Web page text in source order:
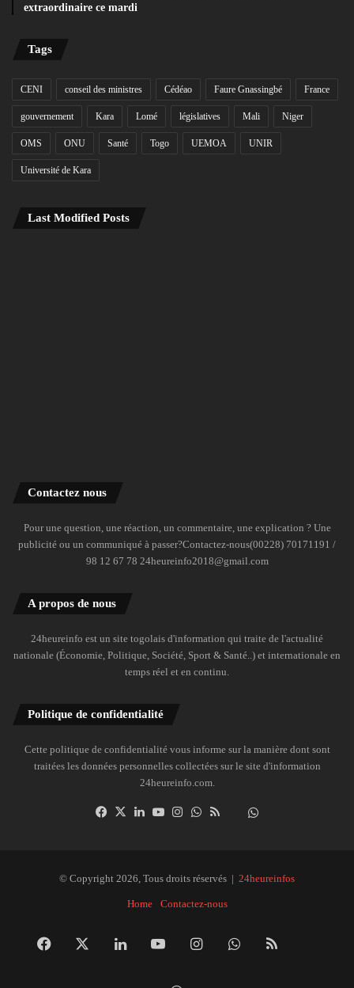
extraordinaire ce mardi
Tags
CENI conseil des ministres Cédéao Faure Gnassingbé France
gouvernement Kara Lomé législatives Mali Niger
OMS ONU Santé Togo UEMOA UNIR
Université de Kara
Last Modified Posts
Contactez nous
Pour une question, une réaction, un commentaire, une explication ? Une
publicité ou un communiqué à passer?Contactez-nous(00228) 70171191 /
98 12 67 78 24heureinfo2018@gmail.com
A propos de nous
24heureinfo est un site togolais d'information qui traite de l'actualité
nationale (Économie, Politique, Société, Sport & Santé..) et internationale en
temps réel et en continu.
Politique de confidentialité
Cette politique de confidentialité vous informe sur la manière dont sont
traitées les données personnelles collectées sur le site d'information
24heureinfo.com.
Facebook
X LinkedinYouTubeInstagramWhatsAppDailymotion
© Copyright 2026, Tous droits réservés | 24heureinfos
Home Contactez-nous
Facebook LinkedinYouTubeInstagramWhatsApp
RSS